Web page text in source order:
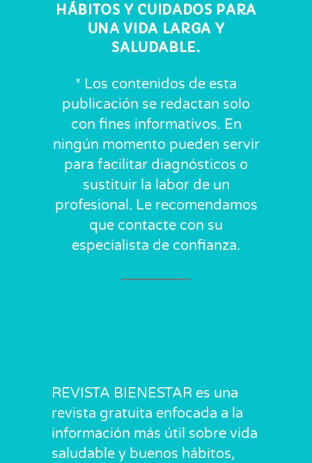
HÁBITOS Y CUIDADOS PARA
UNA VIDA LARGA Y
SALUDABLE.
* Los contenidos de esta
publicación se redactan solo
con fines informativos. En
ningún momento pueden servir
para facilitar diagnósticos o
sustituir la labor de un
profesional. Le recomendamos
que contacte con su
especialista de confianza.
REVISTA BIENESTAR es una
revista gratuita enfocada a la
información más útil sobre vida
saludable y buenos hábitos,